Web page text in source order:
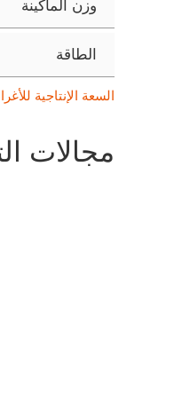
وزن الماكينة
الطاقة
السعة الإنتاجية
مجالات